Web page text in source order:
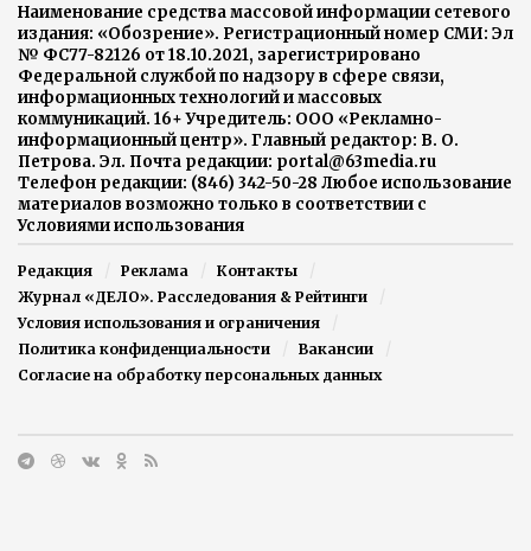
Наименование средства массовой информации сетевого
издания: «Обозрение». Регистрационный номер СМИ: Эл
№ ФС77-82126 от 18.10.2021, зарегистрировано
Федеральной службой по надзору в сфере связи,
информационных технологий и массовых
коммуникаций. 16+ Учредитель: ООО «Рекламно-
информационный центр». Главный редактор: В. О.
Петрова. Эл. Почта редакции: portal@63media.ru
Телефон редакции: (846) 342-50-28 Любое использование
материалов возможно только в соответствии с
Условиями использования
Редакция Реклама
Контакты
Журнал «ДЕЛО». Расследования & Рейтинги
Условия использования и ограничения
Политика конфиденциальности
Вакансии
Согласие на обработку персональных данных